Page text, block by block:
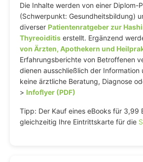
Die Inhalte werden von einer Diplom-
(Schwerpunkt: Gesundheitsbildung)
diverser Patientenratgeber zur
Thyreoiditis erstellt. Ergänzend
von Ärzten, Apothekern und
Erfahrungsberichte von Betroffenen
dienen ausschließlich der Information
keine ärztliche Beratung, Diagnose
> Infoflyer (PDF)
Tipp: Der Kauf eines eBooks für 3,99
gleichzeitig Ihre Eintrittskarte für die